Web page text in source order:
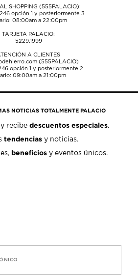
SHOPPING (555PALACIO):
opción 1 y posteriormente 3
08:00am a 22:00pm
TARJETA PALACIO:
5229.1999
A CLIENTES
(555PALACIO)
opción 1 y posteriormente 2
09:00am a 21:00pm
NOTICIAS TOTALMENTE PALACIO
y recibedescuentos especiales.
tendencias y noticias.
beneficios y eventos únicos.